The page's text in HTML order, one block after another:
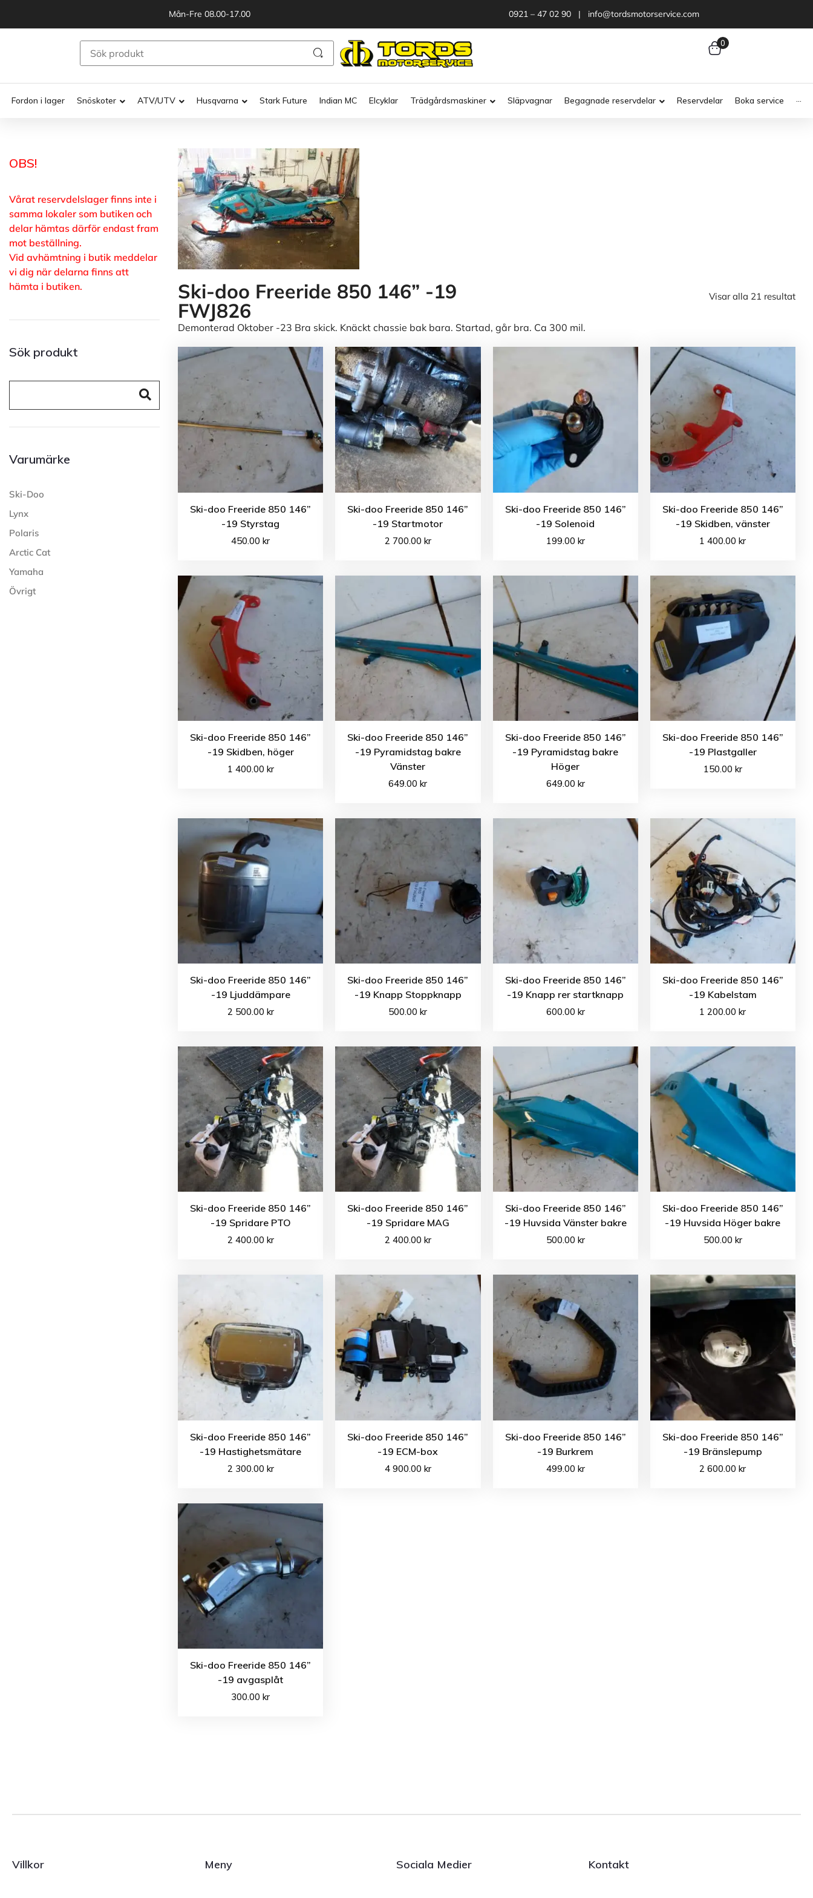
Mån-Fre 08.00-17.00 0921 – 47 02 90 | info@tordsmotorservice.com
0
Fordon i lager Snöskoter ATV/UTV Husqvarna Stark Future Indian MC Elcyklar Trädgårdsmaskiner Släpvagnar Begagnade reservdelar Reservdelar Boka service ···
OBS!
Vårat reservdelslager finns inte i
samma lokaler som butiken och
delar hämtas därför endast fram
mot beställning.
Vid avhämtning i butik meddelar
vi dig när delarna finns att
hämta i butiken.
Sök produkt
Varumärke
Ski-Doo
Lynx
Polaris
Arctic Cat
Yamaha
Övrigt
Ski-doo Freeride 850 146” -19
FWJ826
Visar alla 21 resultat
Demonterad Oktober -23 Bra skick. Knäckt chassie bak bara. Startad, går bra. Ca 300 mil.
Ski-doo Freeride 850 146”
-19 Styrstag
450.00kr
Ski-doo Freeride 850 146”
-19 Startmotor
2 700.00 kr
Ski-doo Freeride 850 146”
-19 Solenoid
199.00 kr
Ski-doo Freeride 850 146”
-19 Skidben, vänster
1 400.00kr
Ski-doo Freeride 850 146”
-19 Skidben, höger
1 400.00 kr
Ski-doo Freeride 850 146”
-19 Pyramidstag bakre
Vänster
649.00kr
Ski-doo Freeride 850 146”
-19 Pyramidstag bakre
Höger
649.00 kr
Ski-doo Freeride 850 146”
-19 Plastgaller
150.00 kr
Ski-doo Freeride 850 146”
-19 Ljuddämpare
2 500.00 kr
Ski-doo Freeride 850 146”
-19 Knapp Stoppknapp
500.00kr
Ski-doo Freeride 850 146”
-19 Knapp rer startknapp
600.00 kr
Ski-doo Freeride 850 146”
-19 Kabelstam
1 200.00kr
Ski-doo Freeride 850 146”
-19 Spridare PTO
2 400.00 kr
Ski-doo Freeride 850 146”
-19 Spridare MAG
2 400.00 kr
Ski-doo Freeride 850 146”
-19 Huvsida Vänster bakre
500.00 kr
Ski-doo Freeride 850 146”
-19 Huvsida Höger bakre
500.00 kr
Ski-doo Freeride 850 146”
-19 Hastighetsmätare
2 300.00 kr
Ski-doo Freeride 850 146”
-19 ECM-box
4 900.00 kr
Ski-doo Freeride 850 146”
-19 Burkrem
499.00 kr
Ski-doo Freeride 850 146”
-19 Bränslepump
2 600.00kr
Ski-doo Freeride 850 146”
-19 avgasplåt
300.00kr
Villkor Meny Sociala Medier Kontakt